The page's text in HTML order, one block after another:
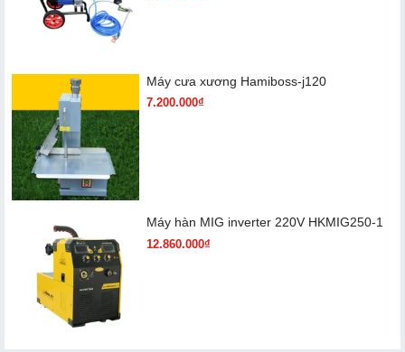
Máy cưa xương Hamiboss-j120
7.200.000₫
Máy hàn MIG inverter 220V HKMIG250-1
12.860.000₫